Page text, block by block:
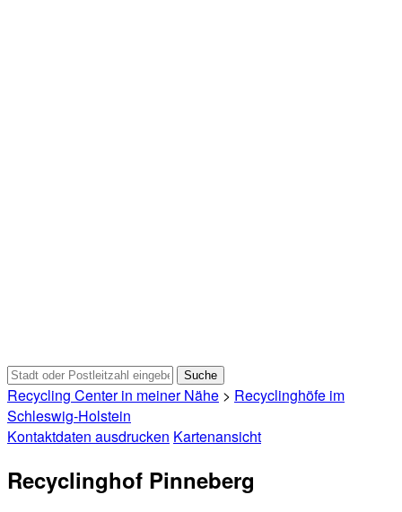
Recycling Center in meiner Nähe > Recyclinghöfe im
Schleswig-Holstein
Kontaktdaten ausdrucken Kartenansicht
Recyclinghof Pinneberg